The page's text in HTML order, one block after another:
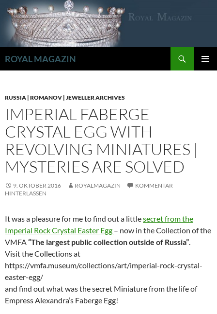
Inhalt
springen
ROYAL MAGAZIN
RUSSIA | ROMANOV | JEWELLER ARCHIVES
IMPERIAL FABERGE
CRYSTAL EGG WITH
REVOLVING MINIATURES |
MYSTERIES ARE SOLVED
9. OKTOBER 2016 ROYALMAGAZIN
KOMMENTAR
HINTERLASSEN
It was a pleasure for me to find out a littlesecret from the
Imperial Rock Crystal Easter Egg – now in the Collection of the
VMFA “The largest public collection outside of Russia”
Visit the Collections at
https://vmfa.museum/collections/art/imperial-rock-crystal-
easter-egg/
and find out what was the secret Miniature from the life of
Empress Alexandra’s Faberge Egg!